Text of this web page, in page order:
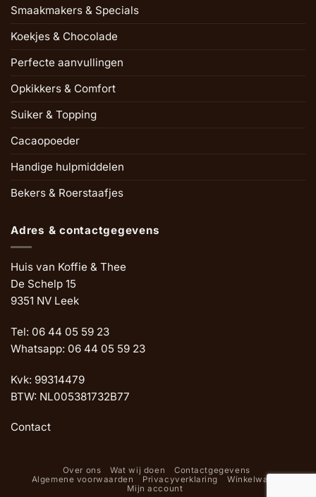
Smaakmakers & Specials
Koekjes & Chocolade
Perfecte aanvullingen
Opkikkers & Comfort
Suiker & Topping
Cacaopoeder
Handige hulpmiddelen
Bekers & Roerstaafjes
Adres & contactgegevens
Huis van Koffie & Thee
De Schelp 15
9351 NV Leek
Tel: 06 44 05 59 23
Whatsapp: 06 44 05 59 23
Kvk: 99314479
BTW: NL005381732B77
Contact
Over ons Wat wij doen
Contactgegevens
Algemene voorwaarden
Privacyverklaring
Winkelwagen
Mijn account